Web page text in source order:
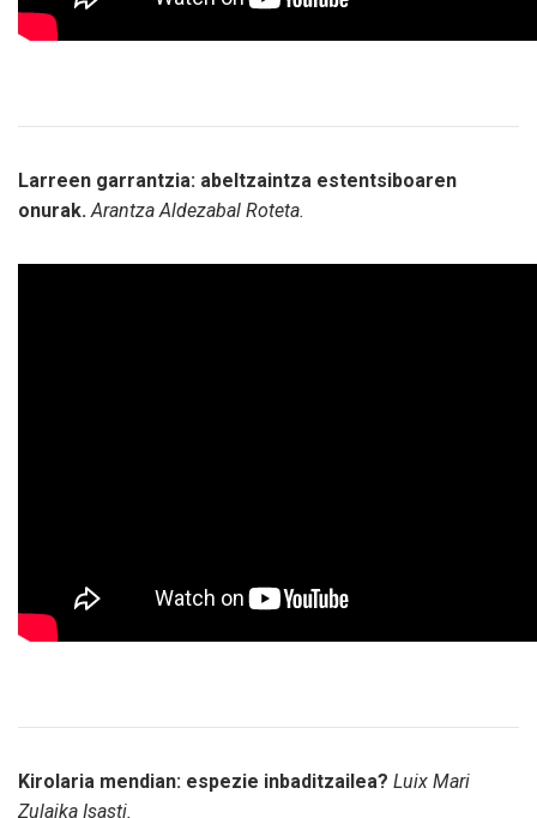
Larreen garrantzia: abeltzaintza estentsiboaren
onurak. Arantza Aldezabal Roteta.
Kirolaria mendian: espezie inbaditzailea? Luix Mari
Zulaika Isasti.